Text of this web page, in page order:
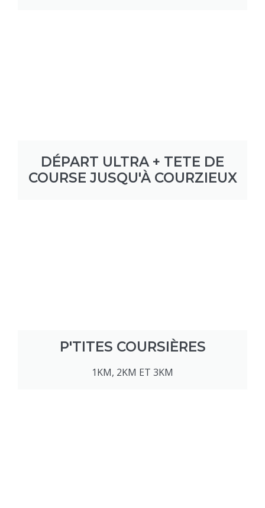
DÉPART ULTRA + TETE DE
COURSE JUSQU'À COURZIEUX
P'TITES COURSIÈRES
1KM, 2KM ET 3KM